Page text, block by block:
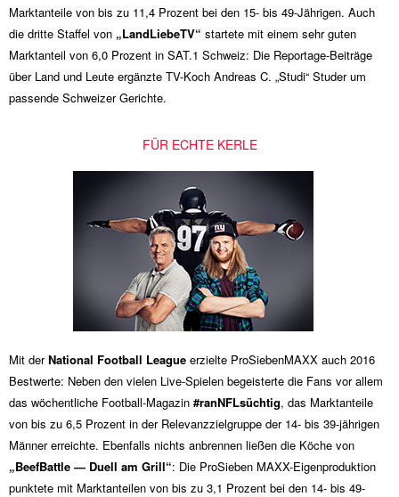
Marktanteile von bis zu 11,4 Prozent bei den 15- bis 49-Jährigen. Auch
die dritte Staffel von „LandLiebeTV“ startete mit einem sehr guten
Marktanteil von 6,0 Prozent in SAT.1 Schweiz: Die Reportage-Beiträge
über Land und Leute ergänzte TV-Koch Andreas C. „Studi“ Studer um
passende Schweizer Gerichte.
FÜR ECHTE KERLE
Mit derNational Football League erzielte ProSiebenMAXX auch 2016
Bestwerte: Neben den vielen Live-Spielen begeisterte die Fans vor allem
das wöchentliche Football-Magazin #ranNFLsüchtig, das Marktanteile
von bis zu 6,5 Prozent in der Relevanzzielgruppe der 14- bis 39-jährigen
Männer erreichte. Ebenfalls nichts anbrennen ließen die Köche von
„BeefBattle — Duell am Grill“: Die ProSieben MAXX-Eigenproduktion
punktete mit Marktanteilen von bis zu 3,1 Prozent bei den 14- bis 49-